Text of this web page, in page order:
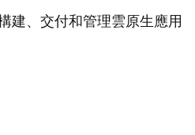
建、交付和管理雲原生應用